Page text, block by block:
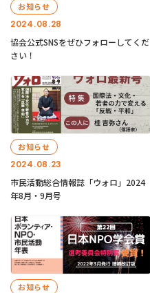
2024.08.28
お知らせ
協会公式SNSをぜひフォローしてくだ
さい！
2024.08.23
お知らせ
市民活動総合情報誌「ウォロ」2024
年8月・9月号
お知らせ